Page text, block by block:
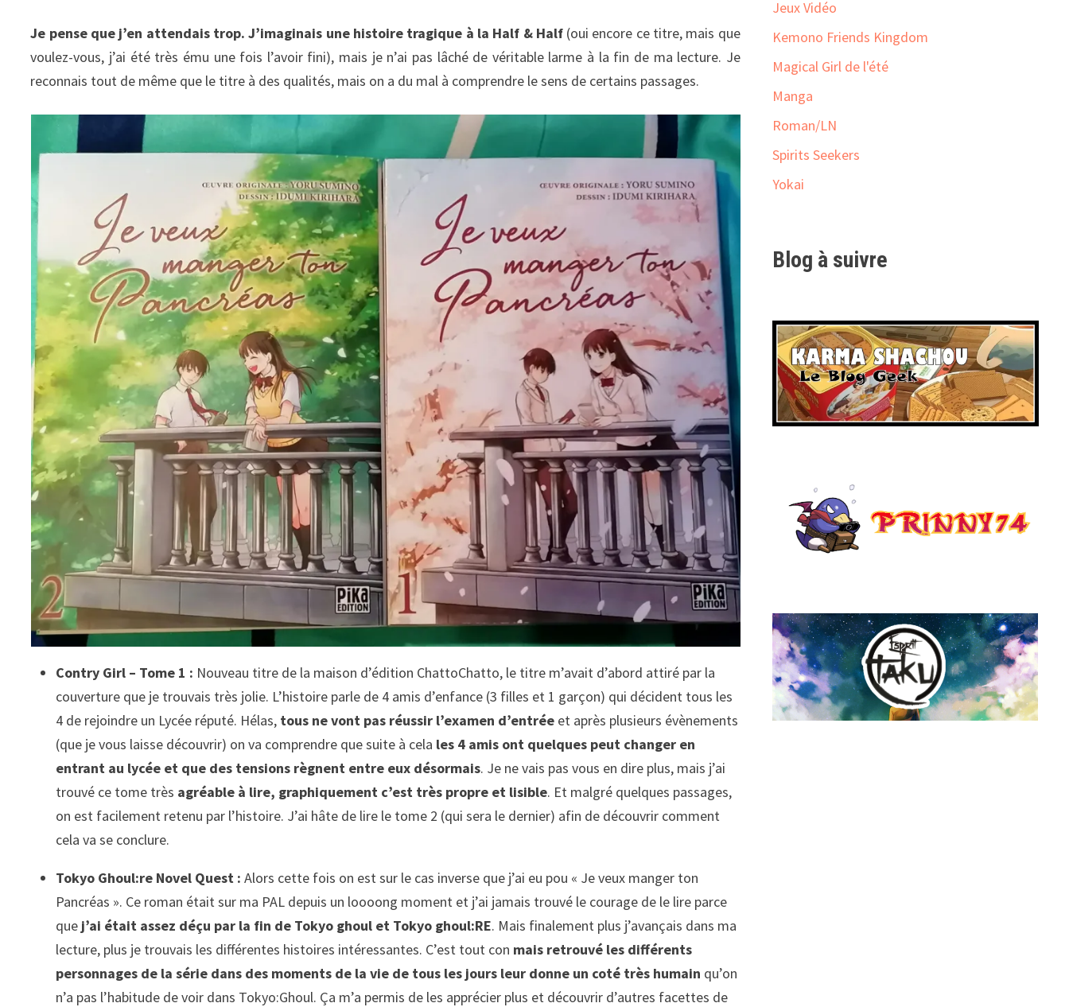
Je pense que j’en attendais trop. J’imaginais une histoire tragique à la Half & Half(oui encore ce titre, mais que
voulez-vous, j’ai été très ému une fois l’avoir fini), mais je n’ai pas lâché de véritable larme à la fin de ma lecture. Je
reconnais tout de même que le titre à des qualités, mais on a du mal à comprendre le sens de certains passages.
Contry Girl – Tome 1 : Nouveau titre de la maison d’édition ChattoChatto, le titre m’avait d’abord attiré par la
couverture que je trouvais très jolie. L’histoire parle de 4 amis d’enfance (3 filles et 1 garçon) qui décident tous les
4 de rejoindre un Lycée réputé. Hélas, tous ne vont pas réussir l’examen d’entrée et après plusieurs évènements
(que je vous laisse découvrir) on va comprendre que suite à cela les 4 amis ont quelques peut changer en
entrant au lycée et que des tensions règnent entre eux désormais. Je ne vais pas vous en dire plus, mais j’ai
trouvé ce tome très agréable à lire, graphiquement c’est très propre et lisible. Et malgré quelques passages,
on est facilement retenu par l’histoire. J’ai hâte de lire le tome 2 (qui sera le dernier) afin de découvrir comment
cela va se conclure.
Tokyo Ghoul:re Novel Quest : Alors cette fois on est sur le cas inverse que j’ai eu pou « Je veux manger ton
Pancréas ». Ce roman était sur ma PAL depuis un loooong moment et j’ai jamais trouvé le courage de le lire parce
que j’ai était assez déçu par la fin de Tokyo ghoul et Tokyo ghoul:RE. Mais finalement plus j’avançais dans ma
lecture, plus je trouvais les différentes histoires intéressantes. C’est tout con mais retrouvé les différents
personnages de la série dans des moments de la vie de tous les jours leur donne un coté très humain qu’on
n’a pas l’habitude de voir dans Tokyo:Ghoul. Ça m’a permis de les apprécier plus et découvrir d’autres facettes de
Jeux Vidéo
Kemono Friends Kingdom
Magical Girl de l'été
Manga
Roman/LN
Spirits Seekers
Yokai
Blog à suivre